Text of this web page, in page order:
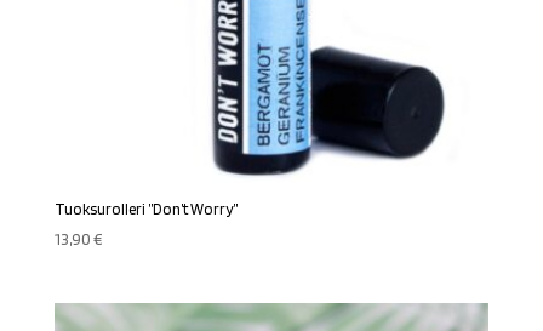
Tuoksurolleri ”Don’t Worry”
13,90€